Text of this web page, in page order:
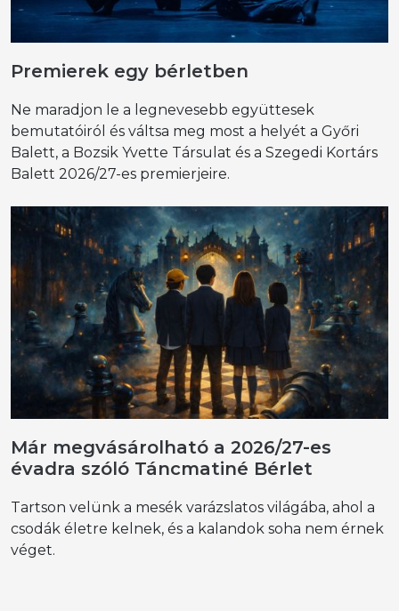
Premierek egy bérletben
Ne maradjon le a legnevesebb együttesek
bemutatóiról és váltsa meg most a helyét a Győri
Balett, a Bozsik Yvette Társulat és a Szegedi Kortárs
Balett 2026/27-es premierjeire.
Már megvásárolható a 2026/27-es
évadra szóló Táncmatiné Bérlet
Tartson velünk a mesék varázslatos világába, ahol a
csodák életre kelnek, és a kalandok soha nem érnek
véget.